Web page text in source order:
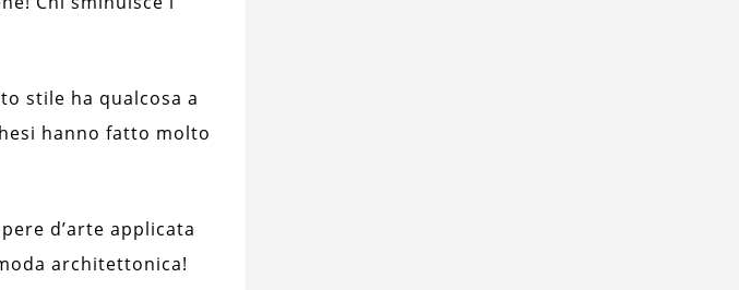
stile ha qualcosa a
hanno fatto molto
d’arte applicata
architettonica!